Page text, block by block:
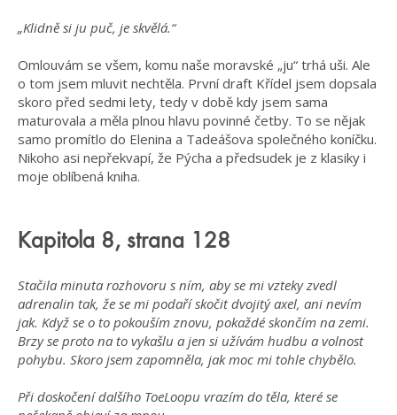
„Klidně si ju puč, je skvělá.“
Omlouvám se všem, komu naše moravské „ju“ trhá uši. Ale
o tom jsem mluvit nechtěla. První draft Křídel jsem dopsala
skoro před sedmi lety, tedy v době kdy jsem sama
maturovala a měla plnou hlavu povinné četby. To se nějak
samo promítlo do Elenina a Tadeášova společného koníčku.
Nikoho asi nepřekvapí, že Pýcha a předsudek je z klasiky i
moje oblíbená kniha.
Kapitola 8, strana 128
Stačila minuta rozhovoru s ním, aby se mi vzteky zvedl
adrenalin tak, že se mi podaří skočit dvojitý axel, ani nevím
jak. Když se o to pokouším znovu, pokaždé skončím na zemi.
Brzy se proto na to vykašlu a jen si užívám hudbu a volnost
pohybu. Skoro jsem zapomněla, jak moc mi tohle chybělo.
Při doskočení dalšího ToeLoopu vrazím do těla, které se